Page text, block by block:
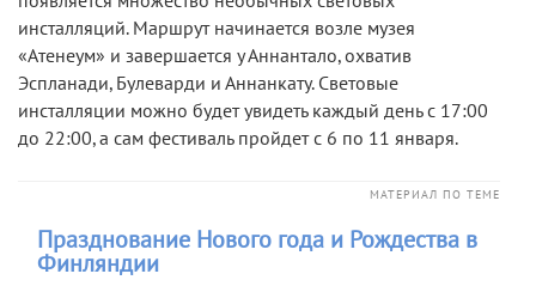
инсталляций. Маршрут начинается возле музея
«Атенеум» и завершается у Аннантало, охватив
Эспланади, Булеварди и Аннанкату. Световые
инсталляции можно будет увидеть каждый день с 17:00
до 22:00, а сам фестиваль пройдет с 6 по 11 января.
МАТЕРИАЛ ПО ТЕМЕ
Празднование Нового года и Рождества в
Финляндии